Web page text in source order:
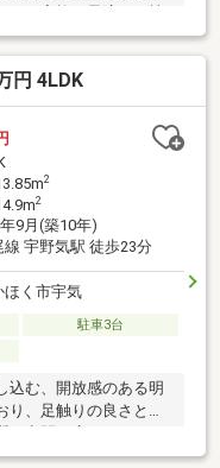
を備え、来客対応も安
、在庫管理や趣味空間
可能性を同時に広げ
。
円 4LDK
2
2
9月(築10年)
線 宇野気駅 徒歩23分
ほく市宇気
駐車3台
込む、開放感のある明
、足触りの良さとと
件の魅力で、シューズ